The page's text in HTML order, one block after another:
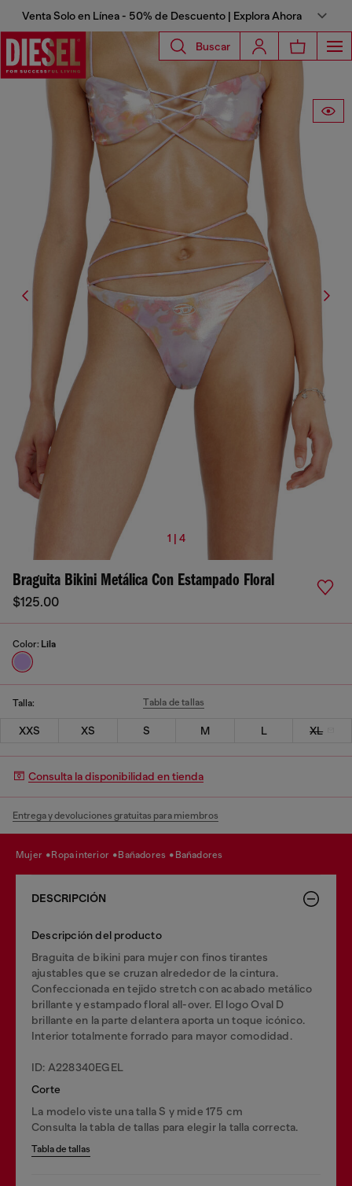
Venta Solo en Línea - 50% de Descuento | Explora Ahora
Buscar
1 | 4
Braguita Bikini Metálica Con Estampado Floral
$125.00
Color: Lila
Talla: Tabla de tallas
XXS XS S M L XL
Consulta la disponibilidad en tienda
Entrega y devoluciones gratuitas para miembros
mujer ropa interior bañadores bañadores
DESCRIPCIÓN
Descripción del producto
Braguita de bikini para mujer con finos tirantes
ajustables que se cruzan alrededor de la cintura.
Confeccionada en tejido stretch con acabado metálico
brillante y estampado floral all-over. El logo Oval D
brillante en la parte delantera aporta un toque icónico.
Interior totalmente forrado para mayor comodidad.
ID: A228340EGEL
Corte
La modelo viste una talla S y mide 175 cm
Consulta la tabla de tallas para elegir la talla correcta.
Tabla de tallas